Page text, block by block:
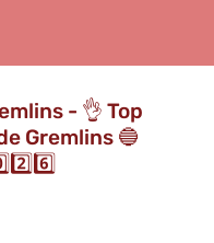
- 👌 Top
Gremlins 🔵